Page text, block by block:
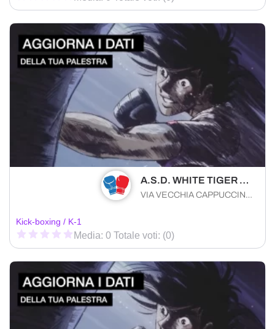
A.S.D. WHITE TIGER PUGLIA
VIA VECCHIA CAPPUCCINI 52 Bitonto (BA) 70032 , Puglia
Kick-boxing / K-1
Media: 0 Totale voti: (0)